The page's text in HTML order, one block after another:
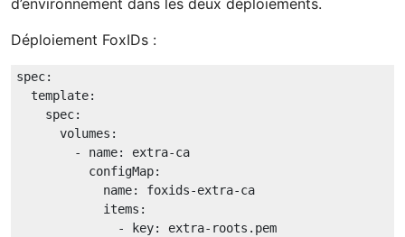
d’environnement dans les deux déploiements.
Déploiement FoxIDs :
spec:
template:
spec:
volumes:
-
name:
extra-ca
configMap:
name:
foxids-extra-ca
items:
-
key:
extra-roots.pem